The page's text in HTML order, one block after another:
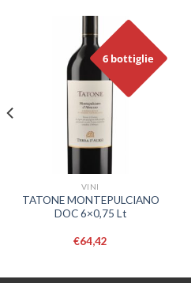
6 bottiglie
VINI
TATONE MONTEPULCIANO
DOC 6×0,75 Lt
€64,42